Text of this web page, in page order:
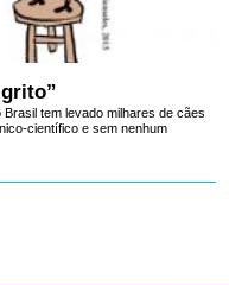
tem levado milhares de cães
científico e sem nenhum